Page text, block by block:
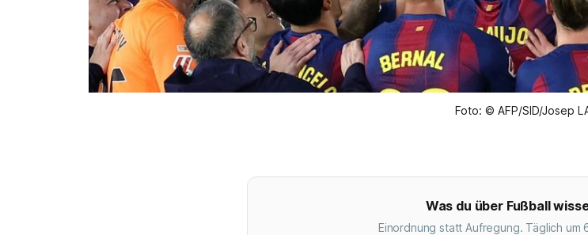
Foto: © AFP/SID/Josep
Was du über Fußball
Einordnung statt Aufregung. Täglich um